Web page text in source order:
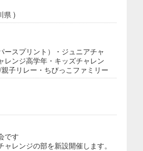
県 )
スプリント）・ジュニアチャ
レンジ高学年・キッズチャレン
子リレー・ちびっこファミリー
です
レンジの部を新設開催します。